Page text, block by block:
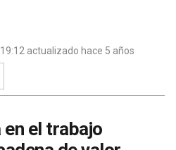
actualizado hace 5 años
en el trabajo